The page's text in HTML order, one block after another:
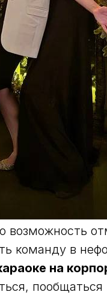
возможность
команду в
на